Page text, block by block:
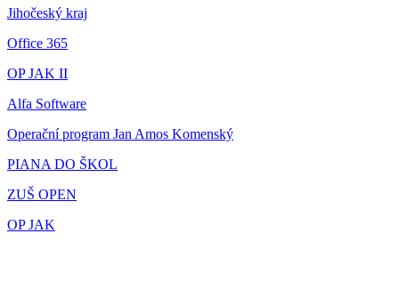
Jihočeský kraj
Office 365
OP JAK II
Alfa Software
Operační program Jan Amos Komenský
PIANA DO ŠKOL
ZUŠ OPEN
OP JAK